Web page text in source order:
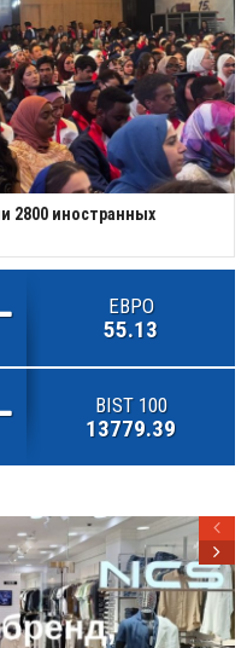
2800 иностранных
ЕВРО
55.13
BIST 100
13779.39